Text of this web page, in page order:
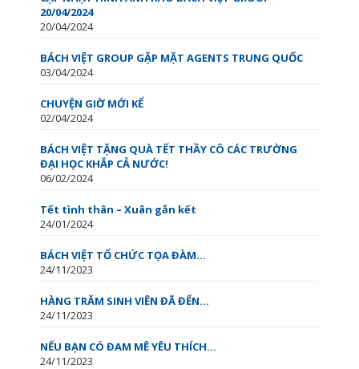
20/04/2024
20/04/2024
BÁCH VIỆT GROUP GẶP MẶT AGENTS TRUNG QUỐC
03/04/2024
CHUYỆN GIỜ MỚI KỂ
02/04/2024
BÁCH VIỆT TẶNG QUÀ TẾT THẦY CÔ CÁC TRƯỜNG
ĐẠI HỌC KHẮP CẢ NƯỚC!
06/02/2024
Tết tình thân – Xuân gắn kết
24/01/2024
BÁCH VIỆT TỔ CHỨC TỌA ĐÀM...
24/11/2023
HÀNG TRĂM SINH VIÊN ĐÃ ĐẾN...
24/11/2023
NẾU BẠN CÓ ĐAM MÊ YÊU THÍCH...
24/11/2023